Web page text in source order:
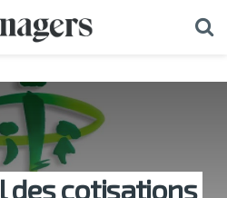
des cotisations